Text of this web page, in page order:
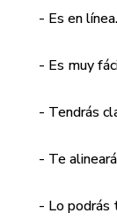
- Es en línea.
- Es muy
- Tendrás
- Te
- Lo podrás